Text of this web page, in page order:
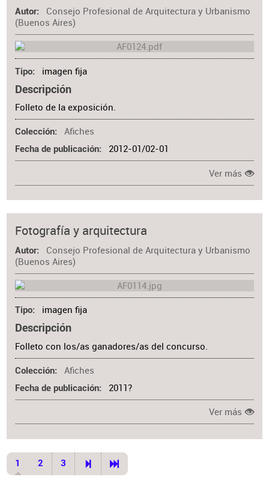
Autor
Consejo Profesional de Arquitectura y Urbanismo
(Buenos Aires)
Tipo imagen fija
Descripción
Folleto de la exposición.
Colección Afiches
Fecha de publicación 2012-01/02-01
Ver más
Fotografía y arquitectura
Autor
Consejo Profesional de Arquitectura y Urbanismo
(Buenos Aires)
Tipo imagen fija
Descripción
Folleto con los/as ganadores/as del concurso.
Colección Afiches
Fecha de publicación 2011?
Ver más
1 2 3